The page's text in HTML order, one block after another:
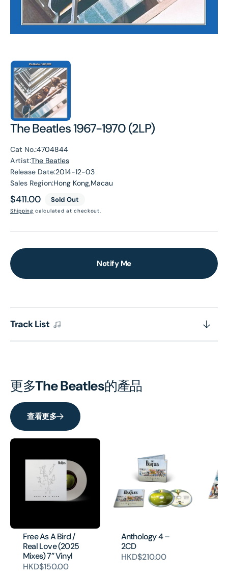
The Beatles 1967-1970 (2LP)
Cat No.:4704844
Artist:The Beatles
Release Date:2014-12-03
Sales Region:Hong Kong,Macau
Regular
price
$411.00 Sold Out
Shipping calculated at checkout.
Notify Me
Track List
更多The Beatles的產品
查看更多
Free As A Bird /
Real Love (2025
Mixes) 7” Vinyl
HKD$150.00
Anthology 4 –
2CD
HKD$210.00